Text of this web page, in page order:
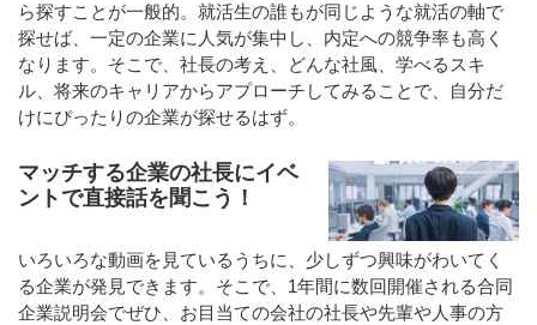
ら探すことが一般的。就活生の誰もが同じような就活の軸で
探せば、一定の企業に人気が集中し、内定への競争率も高く
なります。そこで、社長の考え、どんな社風、学べるスキ
ル、将来のキャリアからアプローチしてみることで、自分だ
けにぴったりの企業が探せるはず。
マッチする企業の社長にイベ
ントで直接話を聞こう！
いろいろな動画を見ているうちに、少しずつ興味がわいてく
る企業が発見できます。そこで、1年間に数回開催される合同
企業説明会でぜひ、お目当ての会社の社長や先輩や人事の方